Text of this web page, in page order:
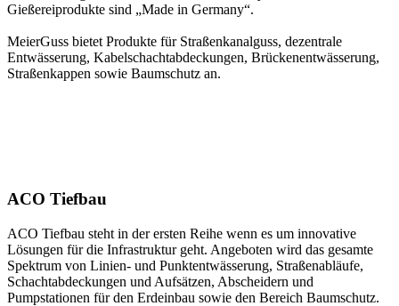
Gießereiprodukte sind „Made in Germany“.
MeierGuss bietet Produkte für Straßenkanalguss, dezentrale
Entwässerung, Kabelschachtabdeckungen, Brückenentwässerung,
Straßenkappen sowie Baumschutz an.
ACO Tiefbau
ACO Tiefbau steht in der ersten Reihe wenn es um innovative
Lösungen für die Infrastruktur geht. Angeboten wird das gesamte
Spektrum von Linien- und Punktentwässerung, Straßenabläufe,
Schachtabdeckungen und Aufsätzen, Abscheidern und
Pumpstationen für den Erdeinbau sowie den Bereich Baumschutz.